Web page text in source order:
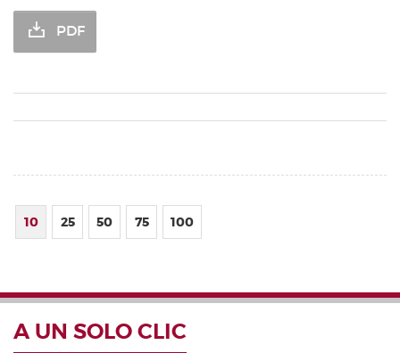
PDF
10 25 50 75 100
A UN SOLO CLIC